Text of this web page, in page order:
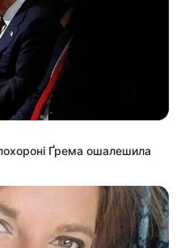
Ґрема ошалешила